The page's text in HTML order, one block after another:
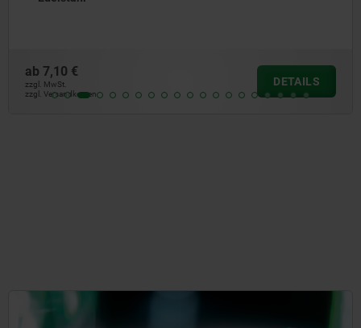
ab 7,10 €
zzgl. MwSt.
zzgl. Versandkosten
DETAILS